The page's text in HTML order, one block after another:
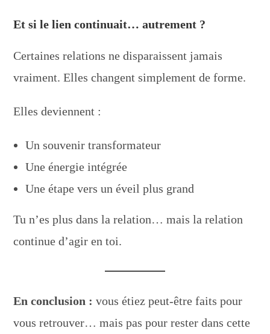
Et si le lien continuait… autrement ?
Certaines relations ne disparaissent jamais
vraiment. Elles changent simplement de forme.
Elles deviennent :
Un souvenir transformateur
Une énergie intégrée
Une étape vers un éveil plus grand
Tu n’es plus dans la relation… mais la relation
continue d’agir en toi.
En conclusion : vous étiez peut-être faits pour
vous retrouver… mais pas pour rester dans cette